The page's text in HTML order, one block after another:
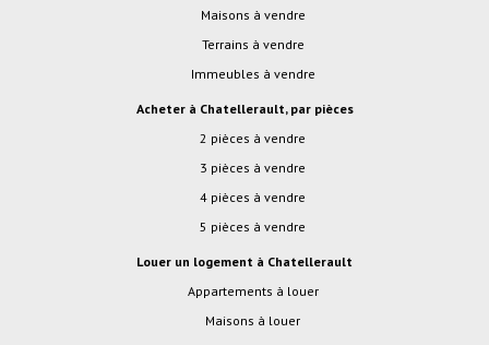
Maisons à vendre
Terrains à vendre
Immeubles à vendre
Acheter à Chatellerault, par pièces
2 pièces à vendre
3 pièces à vendre
4 pièces à vendre
5 pièces à vendre
Louer un logement à Chatellerault
Appartements à louer
Maisons à louer